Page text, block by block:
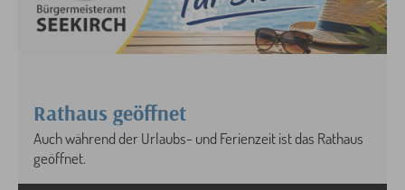
Rathaus geöffnet
Auch während der Urlaubs- und Ferienzeit ist das Rathaus
geöffnet.